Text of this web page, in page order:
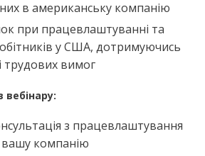
в американську компанію
при працевлаштуванні та
у США, дотримуючись
трудових вимог
вебінару:
з працевлаштування
вашу компанію